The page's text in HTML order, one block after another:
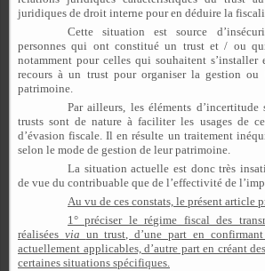
juridiques de droit interne pour en déduire la
Cette situation est source
personnes qui ont constitué un trust et / ou
notamment pour celles qui souhaitent s’installer
recours à un trust pour organiser la gestion ou
patrimoine.
Par ailleurs, les éléments
trusts sont de nature à faciliter les usages de
d’évasion fiscale. Il en résulte un traitement
selon le mode de gestion de leur patrimoine.
La situation actuelle est donc très
de vue du contribuable que de l’effectivité de
Au vu de ces constats, le présent article
1° préciser le régime fiscal des
réalisées via un trust, d’une part en
actuellement applicables, d’autre part en créant
certaines situations spécifiques.